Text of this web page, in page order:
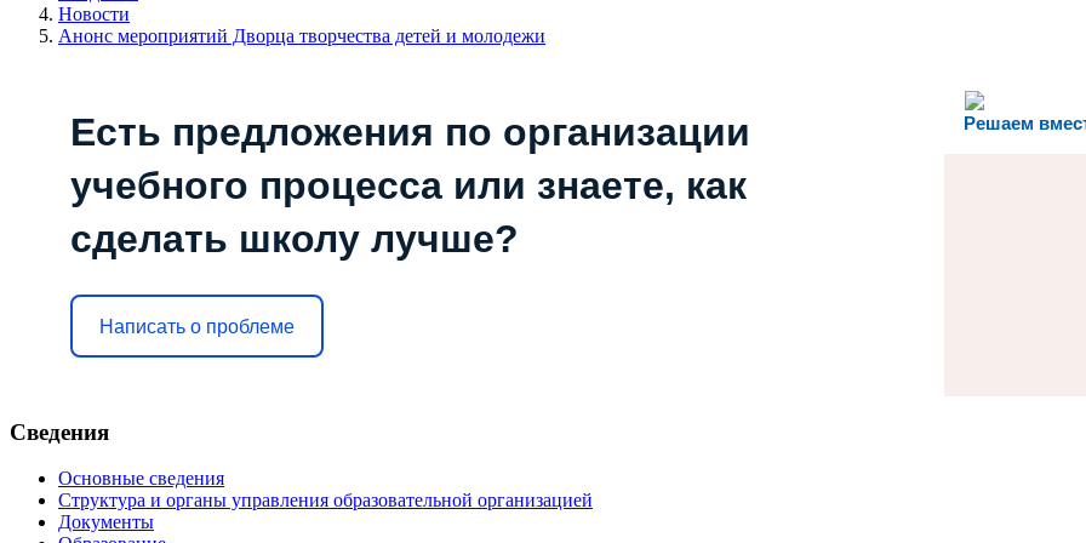
Новости
Анонс мероприятий Дворца творчества детей и молодежи
Решаем
Есть предложения по организации
учебного процесса или знаете, как
сделать школу лучше?
Написать о проблеме
Сведения
Основные сведения
Структура и органы управления образовательной организацией
Документы